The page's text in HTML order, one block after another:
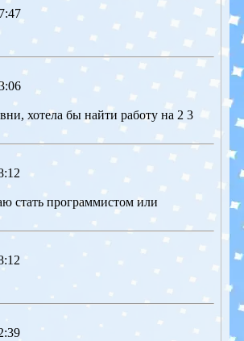
хотела бы найти работу на 2 3
стать программистом или